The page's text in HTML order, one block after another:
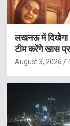
लखनऊ में दिखेगा
टीम करेंगे खास
August 3, 2026